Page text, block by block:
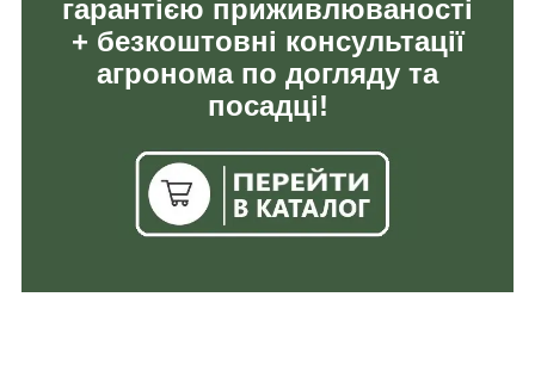
гарантією приживлюваності
+ безкоштовні консультації
агронома по догляду та
посадці!